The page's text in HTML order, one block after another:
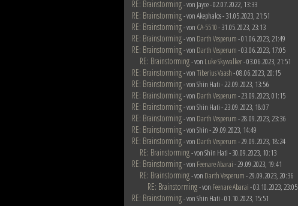
RE: Brainstorming- von Jayce - 02.07.2022, 13:33
RE: Brainstorming- von Akephalos - 31.05.2023, 21:51
RE: Brainstorming- von CA-5510- 31.05.2023, 23:13
RE: Brainstorming- von Darth Vesperum- 01.06.2023, 21:49
RE: Brainstorming- von Darth Vesperum- 03.06.2023, 17:05
RE: Brainstorming- von Luke Skywalker- 03.06.2023, 21:51
RE: Brainstorming- vonTiberius Vaash- 08.06.2023, 20:15
RE: Brainstorming- von Shin Hati - 22.09.2023, 13:56
RE: Brainstorming- von Darth Vesperum- 23.09.2023, 01:15
RE: Brainstorming- von Shin Hati - 23.09.2023, 18:07
RE: Brainstorming- von Darth Vesperum- 28.09.2023, 23:36
RE: Brainstorming- von Shin - 29.09.2023, 14:49
RE: Brainstorming- von Darth Vesperum- 29.09.2023, 18:24
RE: Brainstorming- von Shin Hati - 30.09.2023, 10:13
RE: Brainstorming- von Feenare Abarai- 29.09.2023, 19:41
RE: Brainstorming- von Darth Vesperum- 29.09.2023, 20:36
RE: Brainstorming- von Feenare Abarai- 03.10.2023, 23:05
RE: Brainstorming- von Shin Hati - 01.10.2023, 15:51